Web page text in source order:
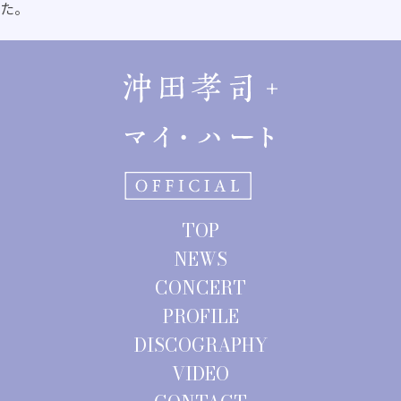
た。
TOP
NEWS
CONCERT
PROFILE
DISCOGRAPHY
VIDEO